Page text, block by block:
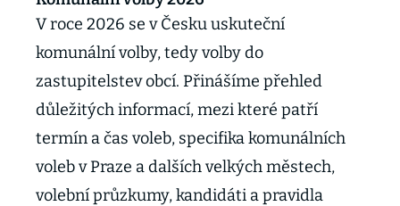
V roce 2026 se v Česku uskuteční
komunální volby, tedy volby do
zastupitelstev obcí. Přinášíme přehled
důležitých informací, mezi které patří
termín a čas voleb, specifika komunálních
voleb v Praze a dalších velkých městech,
volební průzkumy, kandidáti a pravidla